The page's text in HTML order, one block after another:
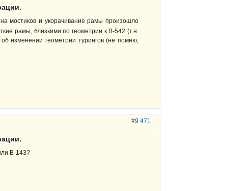
мостиков и укорачивание рамы произошло
рамы, близкими по геометрии к В-542 (т.н.
изменении геометрии турингов (не помню,
#9 471
В-143?